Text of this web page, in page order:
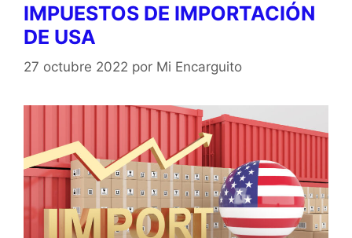
IMPUESTOS DE IMPORTACIÓN
DE USA
27 octubre 2022 por Mi Encarguito